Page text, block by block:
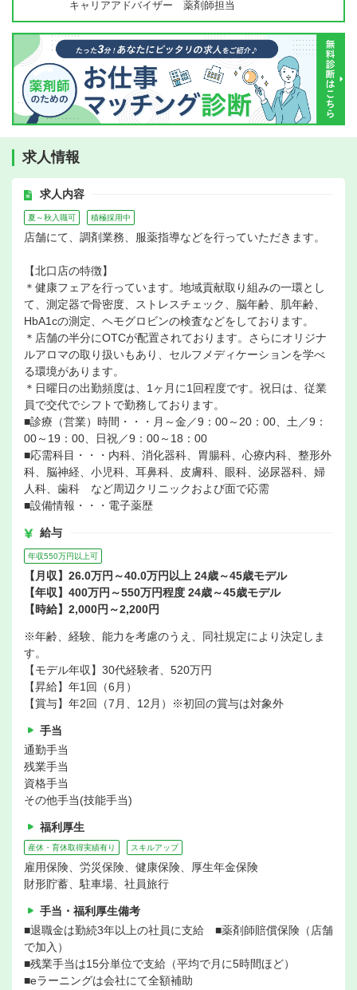
キャリアアドバイザー 薬剤師担当
求人情報
求人内容
夏～秋入職可 積極採用中
店舗にて、調剤業務、服薬指導などを行っていただきます。
【北口店の特徴】
＊健康フェアを行っています。地域貢献取り組みの一環とし
て、測定器で骨密度、ストレスチェック、脳年齢、肌年齢、
HbA1cの測定、ヘモグロビンの検査などをしております。
＊店舗の半分にOTCが配置されております。さらにオリジナ
ルアロマの取り扱いもあり、セルフメディケーションを学べ
る環境があります。
＊日曜日の出勤頻度は、1ヶ月に1回程度です。祝日は、従業
員で交代でシフトで勤務しております。
■診療（営業）時間・・・月～金／9：00～20：00、土／9：
00～19：00、日祝／9：00～18：00
■応需科目・・・内科、消化器科、胃腸科、心療内科、整形外
科、脳神経、小児科、耳鼻科、皮膚科、眼科、泌尿器科、婦
人科、歯科 など周辺クリニックおよび面で応需
■設備情報・・・電子薬歴
給与
年収550万円以上可
【月収】26.0万円～40.0万円以上 24歳～45歳モデル
【年収】400万円～550万円程度 24歳～45歳モデル
【時給】2,000円～2,200円
※年齢、経験、能力を考慮のうえ、同社規定により決定しま
す。
【モデル年収】30代経験者、520万円
【昇給】年1回（6月）
【賞与】年2回（7月、12月）※初回の賞与は対象外
手当
通勤手当
残業手当
資格手当
その他手当(技能手当)
福利厚生
産休・育休取得実績有り スキルアップ
雇用保険、労災保険、健康保険、厚生年金保険
財形貯蓄、駐車場、社員旅行
手当・福利厚生備考
■退職金は勤続3年以上の社員に支給 ■薬剤師賠償保険（店舗
で加入）
■残業手当は15分単位で支給（平均で月に5時間ほど）
■eラーニングは会社にて全額補助